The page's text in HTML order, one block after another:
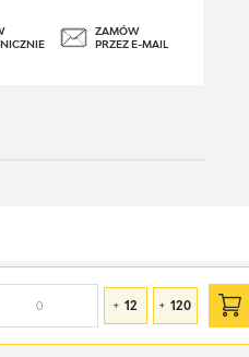
ZAMÓW
PRZEZ E-MAIL
12 120